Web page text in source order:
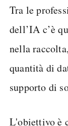
Tra le
dell’IA c’è
nella
quantità di
supporto di
L'obiettivo è